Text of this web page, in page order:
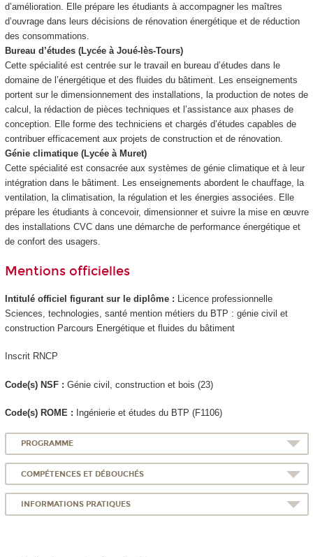
d’amélioration. Elle prépare les étudiants à accompagner les maîtres
d’ouvrage dans leurs décisions de rénovation énergétique et de réduction
des consommations.
Bureau d’études (Lycée à Joué-lès-Tours)
Cette spécialité est centrée sur le travail en bureau d’études dans le
domaine de l’énergétique et des fluides du bâtiment. Les enseignements
portent sur le dimensionnement des installations, la production de notes de
calcul, la rédaction de pièces techniques et l’assistance aux phases de
conception. Elle forme des techniciens et chargés d’études capables de
contribuer efficacement aux projets de construction et de rénovation.
Génie climatique (Lycée à Muret)
Cette spécialité est consacrée aux systèmes de génie climatique et à leur
intégration dans le bâtiment. Les enseignements abordent le chauffage, la
ventilation, la climatisation, la régulation et les énergies associées. Elle
prépare les étudiants à concevoir, dimensionner et suivre la mise en œuvre
des installations CVC dans une démarche de performance énergétique et
de confort des usagers.
Mentions officielles
Intitulé officiel figurant sur le diplôme : Licence professionnelle
Sciences, technologies, santé mention métiers du BTP : génie civil et
construction Parcours Energétique et fluides du bâtiment
Inscrit RNCP
Code(s) NSF : Génie civil, construction et bois (23)
Code(s) ROME : Ingénierie et études du BTP (F1106)
PROGRAMME
COMPÉTENCES ET DÉBOUCHÉS
INFORMATIONS PRATIQUES